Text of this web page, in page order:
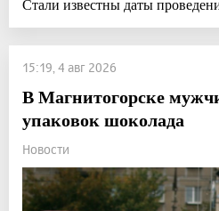
Стали известны даты
15:19, 4 авг 2026
В Магнитогорске
упаковок шоколада
Новости